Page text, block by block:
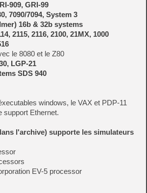
909, GRI-99
7090/7094, System 3
16b & 32b systems
2115, 2116, 2100, 21MX, 1000
le 8080 et le Z80
LGP-21
SDS 940
windows, le VAX et PDP-11
support Ethernet.
l'archive) supporte les simulateurs
EV-5 processor